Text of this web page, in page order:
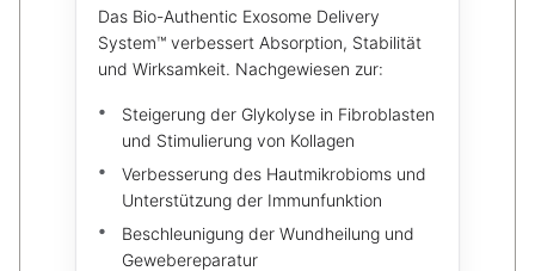
Das Bio-Authentic Exosome Delivery
System™ verbessert Absorption, Stabilität
und Wirksamkeit. Nachgewiesen zur:
Steigerung der Glykolyse in Fibroblasten
und Stimulierung von Kollagen
Verbesserung des Hautmikrobioms und
Unterstützung der Immunfunktion
Beschleunigung der Wundheilung und
Gewebereparatur